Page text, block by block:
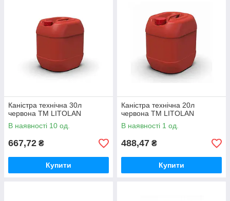
Каністра технічна 30л
червона ТМ LITOLAN
В наявності 10 од.
667,72 ₴
Купити
Каністра технічна 20л
червона ТМ LITOLAN
В наявності 1 од.
488,47 ₴
Купити